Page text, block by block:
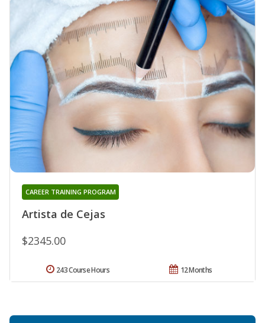
Artista de Cejas
CAREER TRAINING PROGRAM
$2345.00
12 Months
243 Course Hours